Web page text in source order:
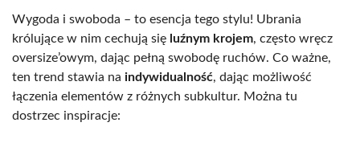
Wygoda i swoboda – to esencja tego stylu! Ubrania
królujące w nim cechują się luźnym krojem, często wręcz
oversize’owym, dając pełną swobodę ruchów. Co ważne,
ten trend stawia na indywidualność, dając możliwość
łączenia elementów z różnych subkultur. Można tu
dostrzec inspiracje: